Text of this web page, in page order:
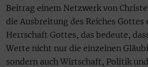
Beitrag einem Netzwerk von
die Ausbreitung des Reiches Gottes
Herrschaft Gottes, das bedeute,
Werte nicht nur die einzelnen
sondern auch Wirtschaft, Politik